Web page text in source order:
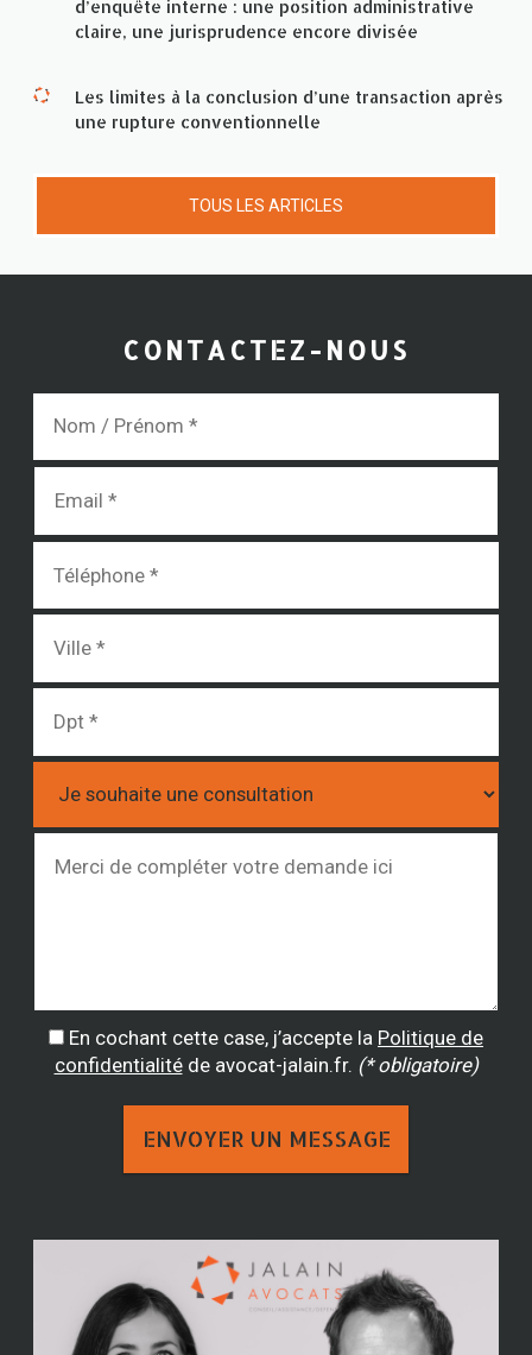
d’enquête interne : une position administrative
claire, une jurisprudence encore divisée
Les limites à la conclusion d’une transaction après
une rupture conventionnelle
TOUS LES ARTICLES
CONTACTEZ-NOUS
En cochant cette case, j’accepte la Politique de
confidentialitéde avocat-jalain.fr. (* obligatoire)